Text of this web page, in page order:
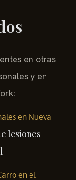
en otras
y en
en Nueva
lesiones
en el